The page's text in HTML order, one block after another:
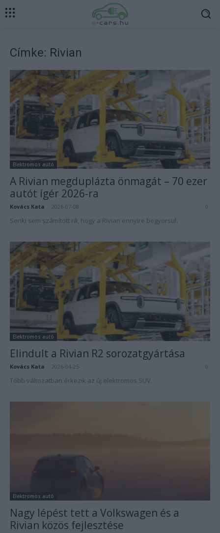
Címke: Rivian
Elektromos autó
A Rivian megduplázta önmagát – 70 ezer
autót ígér 2026-ra
Kovács Kata 2026-07-08 0
Senki sem számított rá, hogy a Rivian ennyire begyorsul.
Elektromos autó
Elindult a Rivian R2 sorozatgyártása
Kovács Kata 2026-04-25 0
Több változatban érkezik az új elektromos SUV.
Elektromos autó
Nagy lépést tett a Volkswagen és a
Rivian közös fejlesztése